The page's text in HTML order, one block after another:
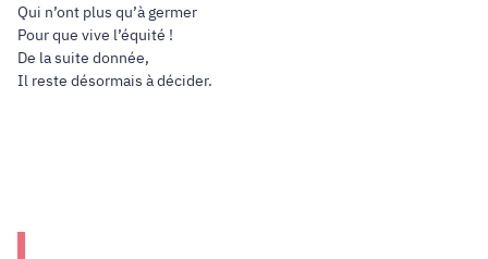
Qui n’ont plus qu’à germer
Pour que vive l’équité !
De la suite donnée,
Il reste désormais à décider.